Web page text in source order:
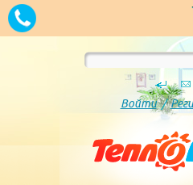
Войти/